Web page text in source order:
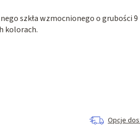
szkła wzmocnionego o grubości 9
kolorach.
Opcje